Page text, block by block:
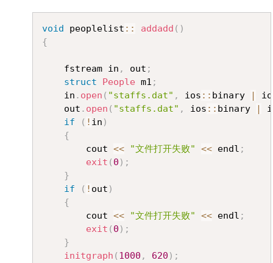
void peoplelist :: addadd ( )
{
	fstream in
, out ;
struct
People m1 ;
	in
. open ( "staffs.dat" , ios :: binary |
	out
. open ( "staffs.dat" , ios :: binary |
if
( ! in )
{
		cout
<< "文件打开失败" << endl ;
exit ( 0 ) ;
}
if
( ! out )
{
		cout
<< "文件打开失败" << endl ;
exit ( 0 ) ;
}
initgraph ( 1000 , 620 ) ;